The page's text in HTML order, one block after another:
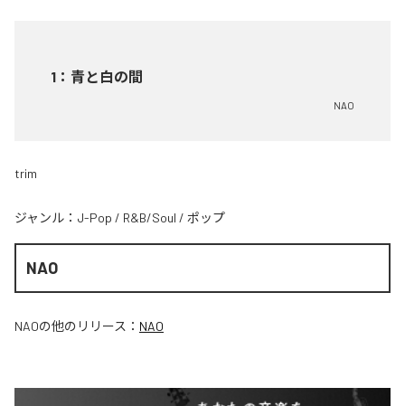
1 ： 青と白の間
NAO
trim
ジャンル： J-Pop / R&B/Soul / ポップ
NAO
NAOの他のリリース： NAO